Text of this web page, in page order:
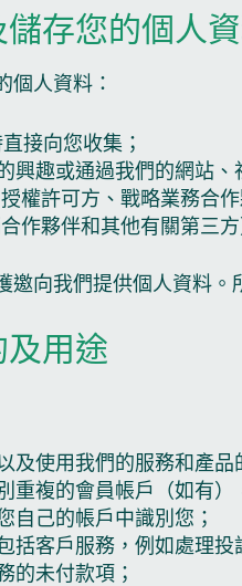
存您的個人
個人資料：
接向您收集；
興趣或通過我們的網站
權許可方、戰略業務合
作夥伴和其他有關第三方
向我們提供個人資料
用途
使用我們的服務和產品
重複的會員帳戶（如有
自己的帳戶中識別您；
括客戶服務，例如處理
的未付款項；